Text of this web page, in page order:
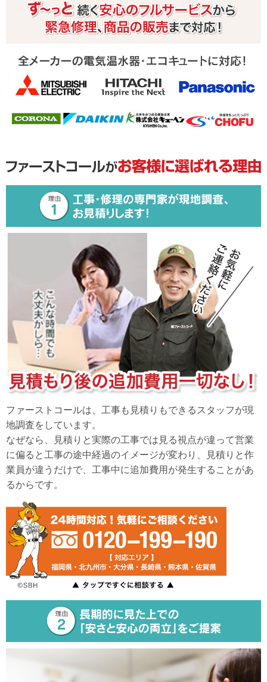
ファーストコールは、工事も見積りもできるスタッフが現
地調査をしています。
なぜなら、見積りと実際の工事では見る視点が違って営業
に偏ると工事の途中経過のイメージが変わり、見積りと作
業員が違うだけで、工事中に追加費用が発生することがあ
るからです。